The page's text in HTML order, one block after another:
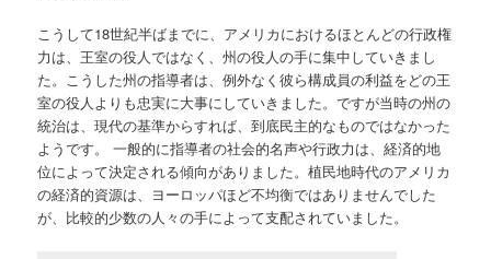
こうして18世紀半ばまでに、アメリカにおけるほとんどの行政権
力は、王室の役人ではなく、州の役人の手に集中していきまし
た。こうした州の指導者は、例外なく彼ら構成員の利益をどの王
室の役人よりも忠実に大事にしていきました。ですが当時の州の
統治は、現代の基準からすれば、到底民主的なものではなかった
ようです。 一般的に指導者の社会的名声や行政力は、経済的地
位によって決定される傾向がありました。植民地時代のアメリカ
の経済的資源は、ヨーロッパほど不均衡ではありませんでした
が、比較的少数の人々の手によって支配されていました。